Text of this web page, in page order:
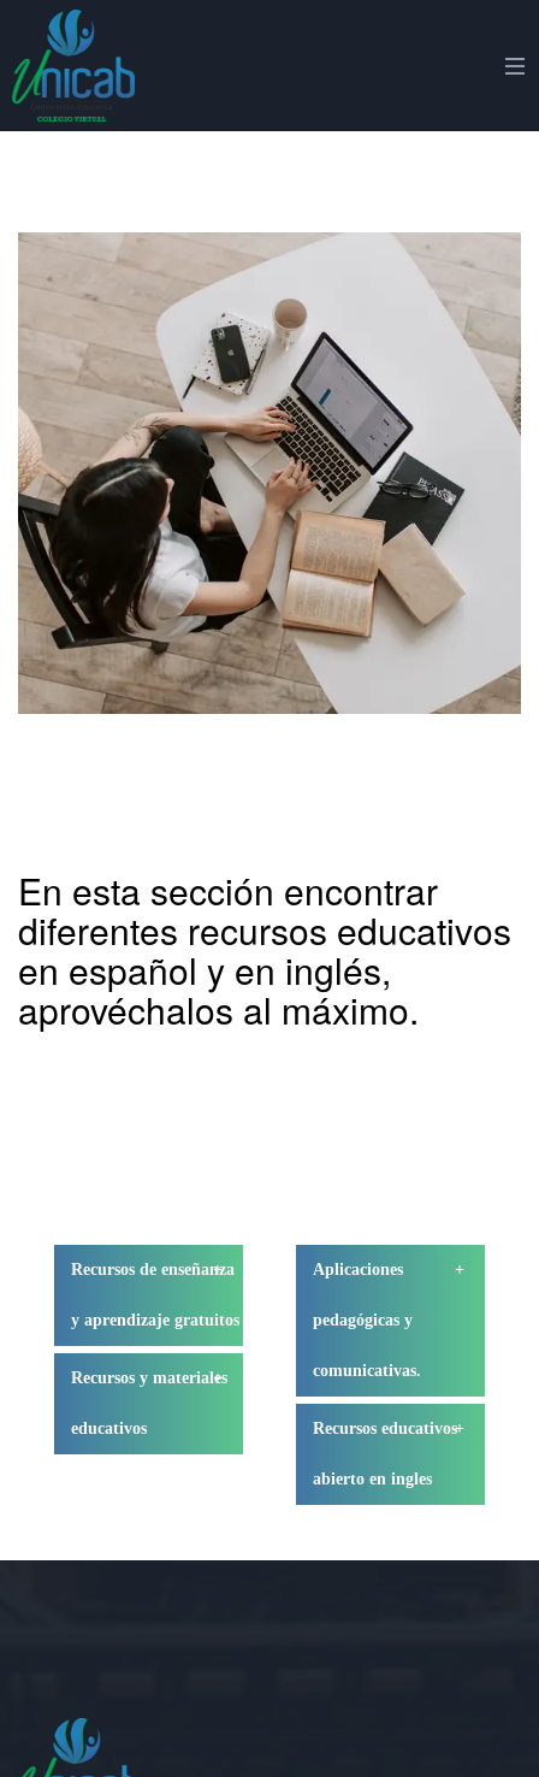
En esta sección encontrar
diferentes recursos educativos
en español y en inglés,
aprovéchalos al máximo.
Recursos de enseñanza
y aprendizaje gratuitos
Recursos y materiales
educativos
Aplicaciones
pedagógicas y
comunicativas.
Recursos educativos
abierto en ingles
Merlot